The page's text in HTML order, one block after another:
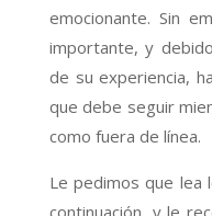
emocionante. Sin
importante, y
de su experiencia,
que debe seguir
como fuera de línea.
Le pedimos que lea
continuación, y le